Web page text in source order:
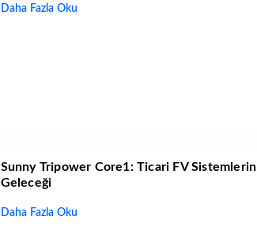
Daha Fazla Oku
Sunny Tripower Core1: Ticari FV Sistemlerin
Geleceği
Daha Fazla Oku